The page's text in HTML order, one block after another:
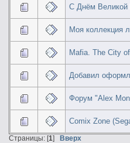
С Днём Великой
Моя коллекция
Mafia. The City
Добавил
Форум "Alex
Comix Zone
Страницы: [1] Вверх